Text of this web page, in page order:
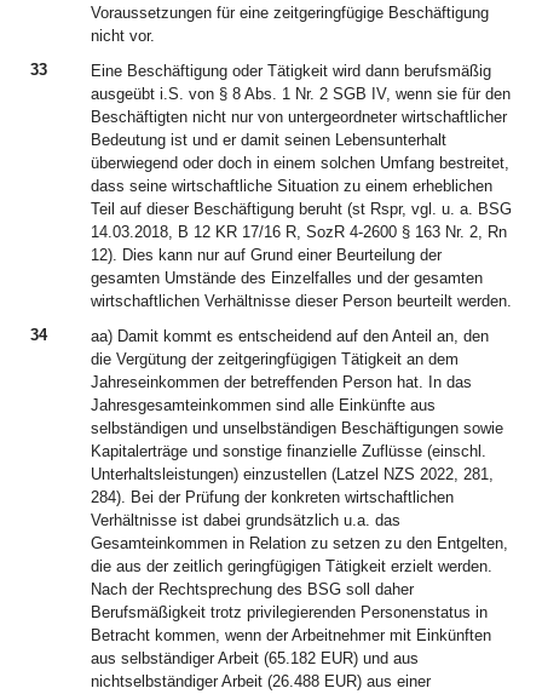
Voraussetzungen für eine zeitgeringfügige Beschäftigung
nicht vor.
33
Eine Beschäftigung oder Tätigkeit wird dann berufsmäßig
ausgeübt i.S. von § 8 Abs. 1 Nr. 2 SGB IV, wenn sie für den
Beschäftigten nicht nur von untergeordneter wirtschaftlicher
Bedeutung ist und er damit seinen Lebensunterhalt
überwiegend oder doch in einem solchen Umfang bestreitet,
dass seine wirtschaftliche Situation zu einem erheblichen
Teil auf dieser Beschäftigung beruht (st Rspr, vgl. u. a. BSG
14.03.2018, B 12 KR 17/16 R, SozR 4-2600 § 163 Nr. 2, Rn
12). Dies kann nur auf Grund einer Beurteilung der
gesamten Umstände des Einzelfalles und der gesamten
wirtschaftlichen Verhältnisse dieser Person beurteilt werden.
34
aa) Damit kommt es entscheidend auf den Anteil an, den
die Vergütung der zeitgeringfügigen Tätigkeit an dem
Jahreseinkommen der betreffenden Person hat. In das
Jahresgesamteinkommen sind alle Einkünfte aus
selbständigen und unselbständigen Beschäftigungen sowie
Kapitalerträge und sonstige finanzielle Zuflüsse (einschl.
Unterhaltsleistungen) einzustellen (Latzel NZS 2022, 281,
284). Bei der Prüfung der konkreten wirtschaftlichen
Verhältnisse ist dabei grundsätzlich u.a. das
Gesamteinkommen in Relation zu setzen zu den Entgelten,
die aus der zeitlich geringfügigen Tätigkeit erzielt werden.
Nach der Rechtsprechung des BSG soll daher
Berufsmäßigkeit trotz privilegierenden Personenstatus in
Betracht kommen, wenn der Arbeitnehmer mit Einkünften
aus selbständiger Arbeit (65.182 EUR) und aus
nichtselbständiger Arbeit (26.488 EUR) aus einer